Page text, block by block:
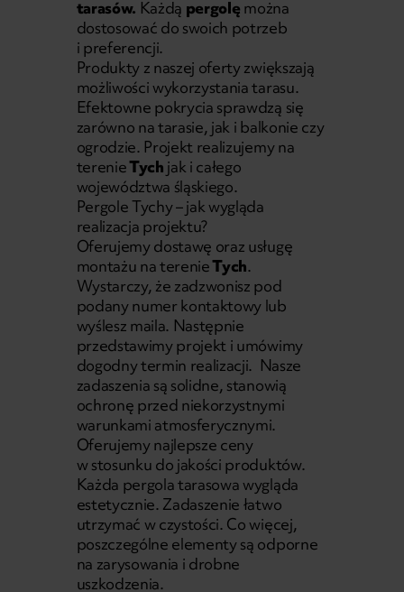
tarasów. Każdą pergolę można
dostosować do swoich potrzeb
i preferencji.
Produkty z naszej oferty zwiększają
możliwości wykorzystania tarasu.
Efektowne pokrycia sprawdzą się
zarówno na tarasie, jak i balkonie czy
ogrodzie. Projekt realizujemy na
terenieTych jak i całego
województwa śląskiego.
Pergole Tychy – jak wygląda
realizacja projektu?
Oferujemy dostawę oraz usługę
montażu na terenieTych.
Wystarczy, że zadzwonisz pod
podany numer kontaktowy lub
wyślesz maila. Następnie
przedstawimy projekt i umówimy
dogodny termin realizacji. Nasze
zadaszenia są solidne, stanowią
ochronę przed niekorzystnymi
warunkami atmosferycznymi.
Oferujemy najlepsze ceny
w stosunku do jakości produktów.
Każda pergola tarasowa wygląda
estetycznie. Zadaszenie łatwo
utrzymać w czystości. Co więcej,
poszczególne elementy są odporne
na zarysowania i drobne
uszkodzenia.